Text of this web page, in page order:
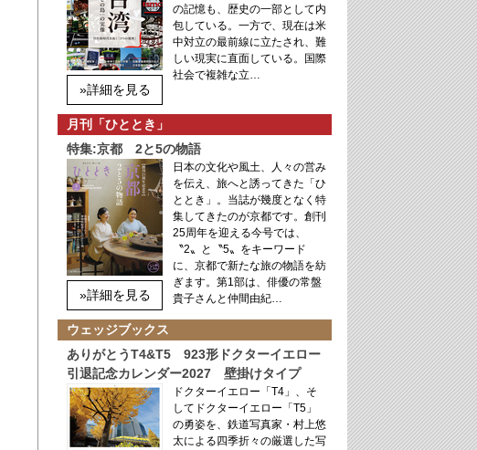
»詳細を見る
の記憶も、歴史の一部として内
包している。一方で、現在は米
中対立の最前線に立たされ、難
しい現実に直面している。国際
社会で複雑な立…
月刊「ひととき」
特集:京都 2と5の物語
»詳細を見る
日本の文化や風土、人々の営み
を伝え、旅へと誘ってきた「ひ
ととき」。当誌が幾度となく特
集してきたのが京都です。創刊
25周年を迎える今号では、
〝2〟と〝5〟をキーワード
に、京都で新たな旅の物語を紡
ぎます。第1部は、俳優の常盤
貴子さんと仲間由紀…
ウェッジブックス
ありがとうT4&T5 923形ドクターイエロー
引退記念カレンダー2027 壁掛けタイプ
ドクターイエロー「T4」、そ
してドクターイエロー「T5」
の勇姿を、鉄道写真家・村上悠
太による四季折々の厳選した写